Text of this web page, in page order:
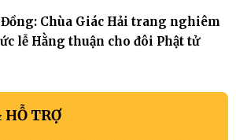
Chùa Giác Hải trang nghiêm
lễ Hằng thuận cho đôi Phật tử
TRỢ